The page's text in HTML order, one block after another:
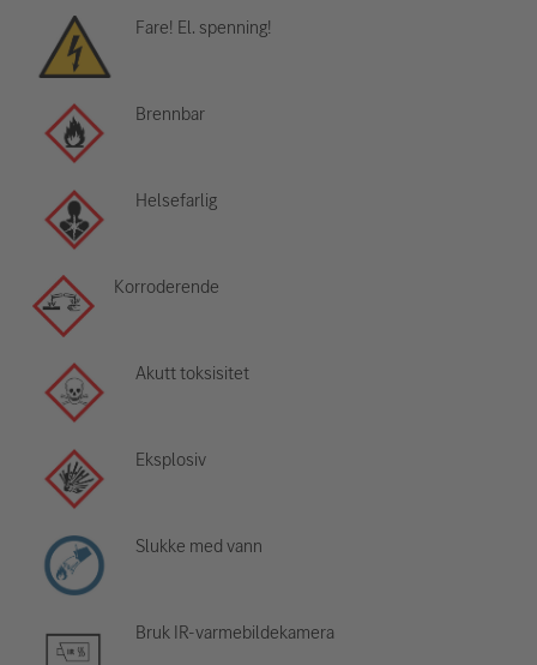
Fare! El. spenning!
Brennbar
Helsefarlig
Korroderende
Akutt toksisitet
Eksplosiv
Slukke med vann
Bruk IR-varmebildekamera